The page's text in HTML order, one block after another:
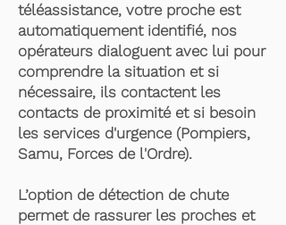
téléassistance, votre proche est
automatiquement identifié, nos
opérateurs dialoguent avec lui pour
comprendre la situation et si
nécessaire, ils contactent les
contacts de proximité et si besoin
les services d'urgence (Pompiers,
Samu, Forces de l'Ordre).
L’option de détection de chute
permet de rassurer les proches et